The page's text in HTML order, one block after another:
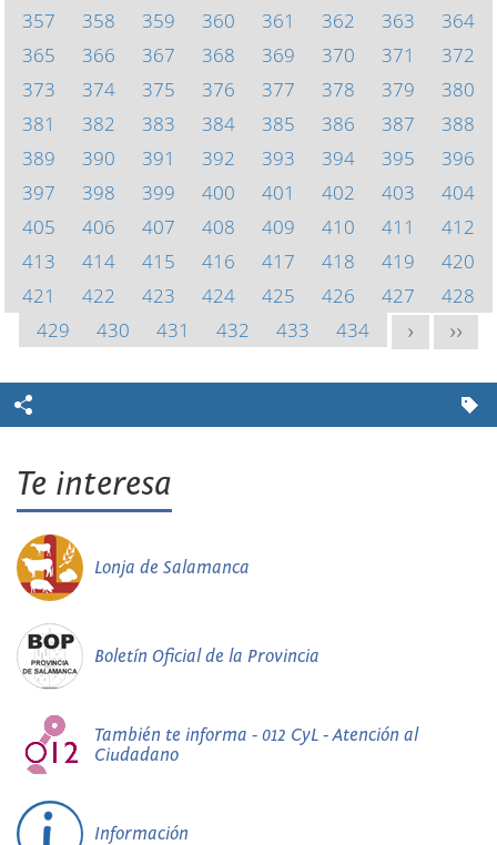
357
358 359 360 361 362 363
364
365
366 367 368 369 370 371
372
373
374 375 376 377 378 379
380
381
382 383 384 385 386 387
388
389
390 391 392 393 394 395
396
397
398 399 400 401 402 403
404
405
406 407 408 409 410 411
412
413
414 415 416 417 418 419
420
421
422 423 424 425 426 427
428
429
430 431 432 433 434 > >>
Te interesa
Lonja de Salamanca
Boletín Oficial de la Provincia
También te informa - 012 CyL - Atención al
Ciudadano
Información